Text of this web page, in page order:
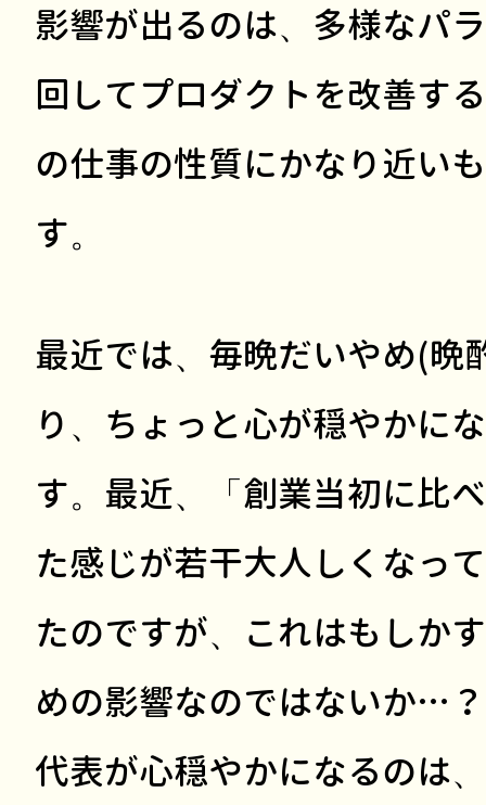
影響が出るのは、多様なパ
回してプロダクトを改善す
の仕事の性質にかなり近い
す。
最近では、毎晩だいやめ(晩
り、ちょっと心が穏やかに
す。最近、「創業当初に比
た感じが若干大人しくなっ
たのですが、これはもしか
めの影響なのではないか…
代表が心穏やかになるのは